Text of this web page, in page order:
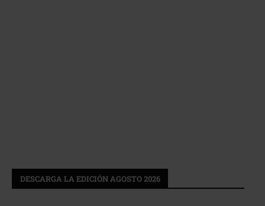
DESCARGA LA EDICIÓN AGOSTO 2026